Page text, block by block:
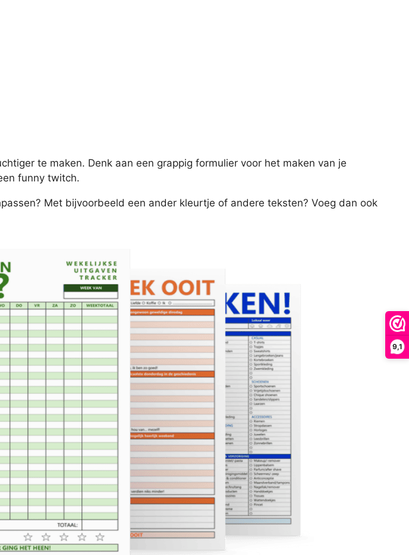
9,1
te maken. Denk aan een grappig formulier voor het maken van je
funny twitch.
Met bijvoorbeeld een ander kleurtje of andere teksten? Voeg dan ook